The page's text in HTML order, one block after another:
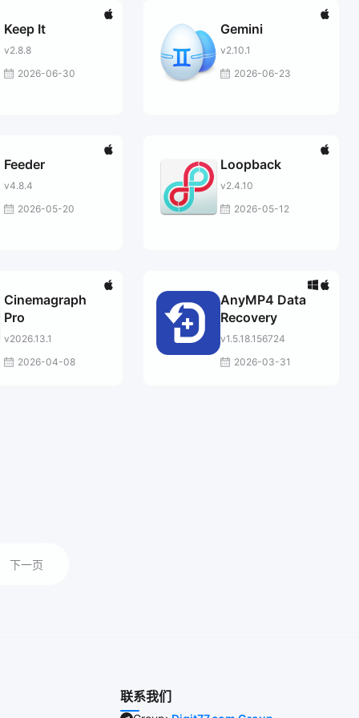
Keep It
v2.8.8
2026-06-30
Gemini
v2.10.1
2026-06-23
Feeder
v4.8.4
2026-05-20
Loopback
v2.4.10
2026-05-12
Cinemagraph
Pro
v2026.13.1
2026-04-08
AnyMP4 Data
Recovery
v1.5.18.156724
2026-03-31
下一页
联系我们